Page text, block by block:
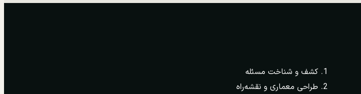
کشف و شناخت مسئله
طراحی معماری و نقشه‌راه